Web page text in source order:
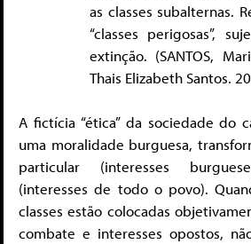
as classes subalternas.
“classes perigosas”,
extinção. (SANTOS,
Thais Elizabeth Santos.
A fictícia “ética” da sociedade do
uma moralidade burguesa,
particular (interesses
(interesses de todo o povo).
classes estão colocadas
combate e interesses opostos,